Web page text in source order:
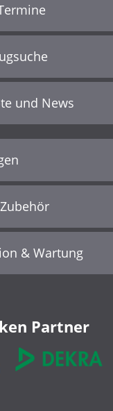
und News
& Wartung
Partner